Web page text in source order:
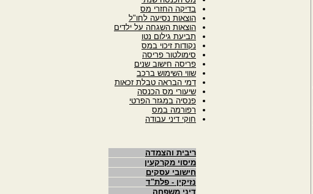
בדיקה החזרי מס
הוצאות נסיעה לחו"ל
הוצאות השגחה על ילדים
תביעת גילום נטו
נקודות זיכוי במס
סימולטור פריסה
פריסה חישוב שנים
שווי השימוש ברכב
דמי הבראה טבלת זכאות
שיעורי מס הכנסה
פנסיה במגזר הפרטי
רפורמה במס
חוקי דיני עבודה
ריבית והצמדה
מיסוי מקרקעין
חישובי עסקים
נזיקין - פלת"ד
דיני משפחה